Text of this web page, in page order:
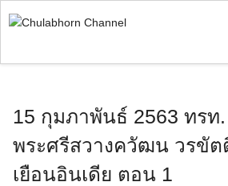
to
for:
15 กุมภาพันธ์ 2563 ทรท.
พระศรีสวางควัฒน วรขัต
เยือนอินเดีย ตอน 1